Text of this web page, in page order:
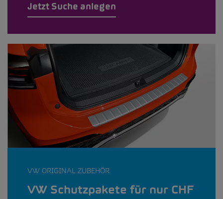
Jetzt Suche anlegen
VW ORIGINAL ZUBEHÖR
VW Schutzpakete für nur CHF